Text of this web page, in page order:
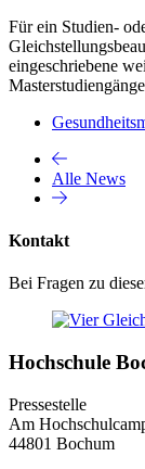
Für ein Studien-
eingeschriebene
Alle News
Kontakt
Bei Fragen zu
Hochschule
Pressestelle
Am
44801 Bochum